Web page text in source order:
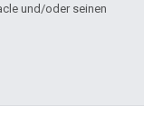
und/oder seinen